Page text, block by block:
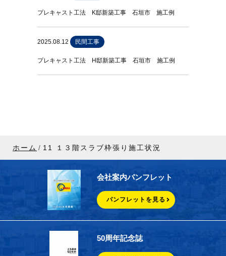
プレキャスト工法 K邸新築工事 石垣市 施工例
2025.08.12 民間工事
プレキャスト工法 H邸新築工事 石垣市 施工例
ホーム 11 １３階スラブ枠張り施工状況
会社案内パンフレット
パンフレットを見る
50周年記念誌